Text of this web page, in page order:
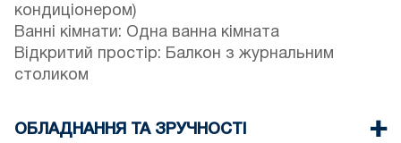
кондиціонером)
Ванні кімнати: Одна ванна кімната
Відкритий простір: Балкон з журнальним
столиком
ОБЛАДНАННЯ ТА ЗРУЧНОСТІ